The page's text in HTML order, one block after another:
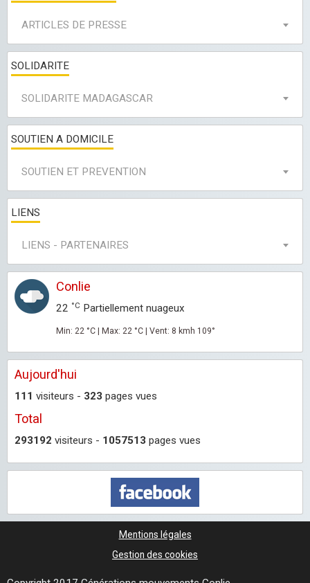
ARTICLES DE PRESSE
SOLIDARITE
SOLIDARITE MADAGASCAR
SOUTIEN A DOMICILE
SOUTIEN ET PREVENTION
LIENS
LIENS - PARTENAIRES
Conlie
22 °C Partiellement nuageux
Min: 22 °C | Max: 22 °C | Vent: 8 kmh 109°
Aujourd'hui
111 visiteurs - 323 pages vues
Total
293192 visiteurs - 1057513 pages vues
Mentions légales
Gestion des cookies